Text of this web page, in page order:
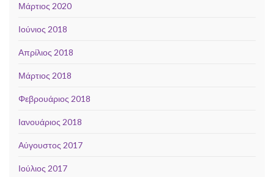
Μάρτιος 2020
Ιούνιος 2018
Απρίλιος 2018
Μάρτιος 2018
Φεβρουάριος 2018
Ιανουάριος 2018
Αύγουστος 2017
Ιούλιος 2017